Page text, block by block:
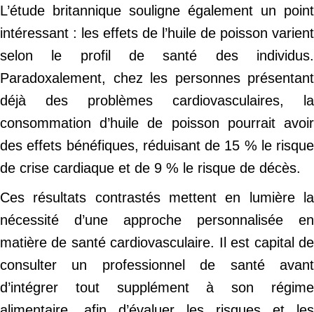
L’étude britannique souligne également un point
intéressant : les effets de l’huile de poisson varient
selon le profil de santé des individus.
Paradoxalement, chez les personnes présentant
déjà des problèmes cardiovasculaires, la
consommation d’huile de poisson pourrait avoir
des effets bénéfiques, réduisant de 15 % le risque
de crise cardiaque et de 9 % le risque de décès.
Ces résultats contrastés mettent en lumière la
nécessité d’une approche personnalisée en
matière de santé cardiovasculaire. Il est capital de
consulter un professionnel de santé avant
d’intégrer tout supplément à son régime